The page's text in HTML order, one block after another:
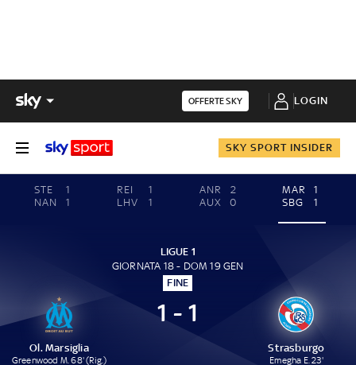
OFFERTE SKY LOGIN
SKY SPORT INSIDER
STE
1
NAN
1
REI
1
LHV
1
ANR
2
AUX
0
MAR
1
SBG
1
LIGUE 1
GIORNATA 18 - DOM 19 GEN
FINE
Ol. Marsiglia
Greenwood M. 68' (Rig.)
1 - 1
Strasburgo
Emegha E. 23'